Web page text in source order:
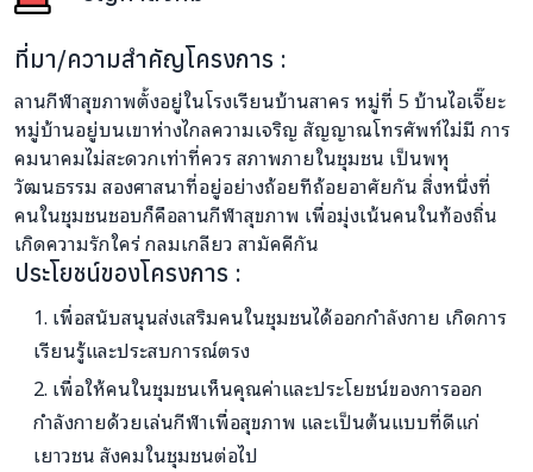
ที่มา/ความสำคัญโครงการ :
ลานกีฬาสุขภาพตั้งอยู่ในโรงเรียนบ้านสาคร หมู่ที่ 5 บ้านไอเจี๊ยะ
หมู่บ้านอยู่บนเขาห่างไกลความเจริญ สัญญาณโทรศัพท์ไม่มี การ
คมนาคมไม่สะดวกเท่าที่ควร สภาพภายในชุมชน เป็นพหุ
วัฒนธรรม สองศาสนาที่อยู่อย่างถ้อยทีถ้อยอาศัยกัน สิ่งหนึ่งที่
คนในชุมชนชอบก็คือลานกีฬาสุขภาพ เพื่อมุ่งเน้นคนในท้องถิ่น
เกิดความรักใคร่ กลมเกลียว สามัคคีกัน
ประโยชน์ของโครงการ :
เพื่อสนับสนุนส่งเสริมคนในชุมชนได้ออกกำลังกาย เกิดการ
เรียนรู้และประสบการณ์ตรง
เพื่อให้คนในชุมชนเห็นคุณค่าและประโยชน์ของการออก
กำลังกายด้วยเล่นกีฬาเพื่อสุขภาพ และเป็นต้นแบบที่ดีแก่
เยาวชน สังคมในชุมชนต่อไป